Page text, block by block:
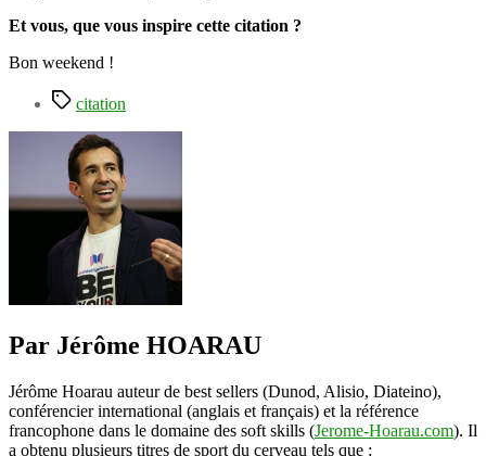
Et vous, que vous inspire cette citation ?
Bon weekend !
Étiquettes
citation
Par Jérôme HOARAU
Jérôme Hoarau auteur de best sellers (Dunod, Alisio, Diateino),
conférencier international (anglais et français) et la référence
francophone dans le domaine des soft skills (Jerome-Hoarau.com). Il
a obtenu plusieurs titres de sport du cerveau tels que :